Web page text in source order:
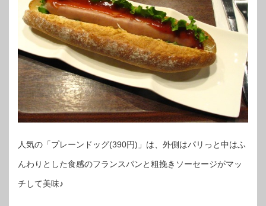
人気の「プレーンドッグ(390円)」は、外側はパリっと中はふ
んわりとした食感のフランスパンと粗挽きソーセージがマッ
チして美味♪